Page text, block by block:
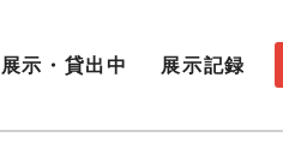
展示・貸出中 展示記録